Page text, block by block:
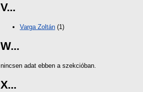
V...
Varga Zoltán (1)
W...
nincsen adat ebben a szekcióban.
X...